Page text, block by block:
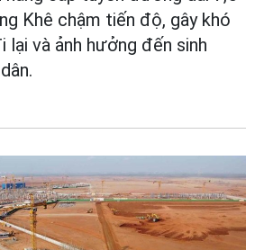
Khê chậm tiến độ, gây khó
lại và ảnh hưởng đến sinh